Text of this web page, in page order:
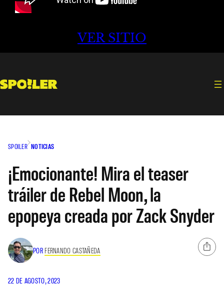
VER SITIO
SPOILER NOTICIAS
¡Emocionante! Mira el teaser
tráiler de Rebel Moon, la
epopeya creada por Zack Snyder
POR FERNANDO CASTAÑEDA
22 DE AGOSTO, 2023